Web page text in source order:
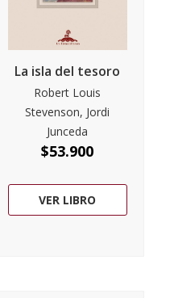
La isla del tesoro
Robert Louis
Stevenson, Jordi
Junceda
$53.900
VER LIBRO